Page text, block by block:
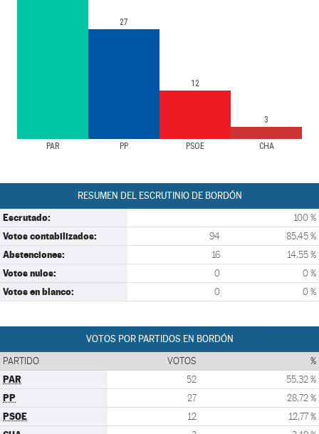
PAR PP PSOE CHA
27
12
3
RESUMEN DEL ESCRUTINIO DE BORDÓN
Escrutado: 100 %
Votos contabilizados: 94 85,45 %
Abstenciones: 16 14,55 %
Votos nulos: 0 0 %
Votos en blanco: 0 0 %
VOTOS POR PARTIDOS EN BORDÓN
PARTIDO VOTOS %
PAR 52 55,32 %
PP 27 28,72 %
PSOE 12 12,77 %